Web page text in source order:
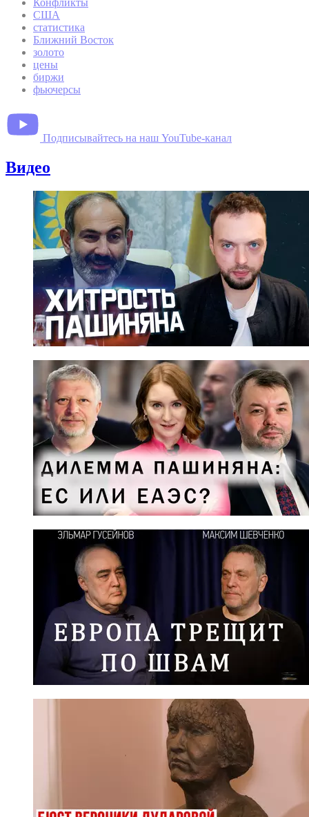
Конфликты
США
статистика
Ближний Восток
золото
цены
биржи
фьючерсы
Подписывайтесь на наш YouTube-канал
Видео